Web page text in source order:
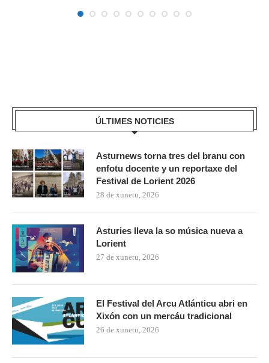
ÚLTIMES NOTICIES
Asturnews torna tres del branu con
enfotu docente y un reportaxe del
Festival de Lorient 2026
28 de xunetu, 2026
Asturies lleva la so música nueva a
Lorient
27 de xunetu, 2026
El Festival del Arcu Atlánticu abri en
Xixón con un mercáu tradicional
26 de xunetu, 2026